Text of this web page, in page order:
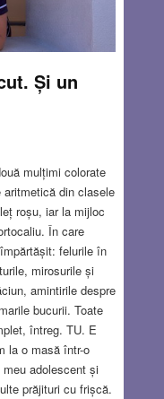
Și un
mulțimi colorate
din clasele
roșu, iar la mijloc
În care
felurile în
mirosurile și
amintirile despre
bucurii. Toate
întreg. TU. E
la o masă într-o
adolescent și
prăjituri cu frișcă.